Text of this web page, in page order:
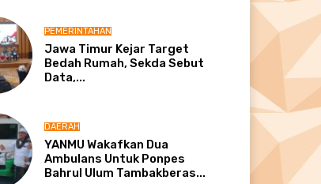
PEMERINTAHAN
Jawa Timur Kejar Target
Bedah Rumah, Sekda Sebut
Data,...
DAERAH
YANMU Wakafkan Dua
Ambulans Untuk Ponpes
Bahrul Ulum Tambakberas...